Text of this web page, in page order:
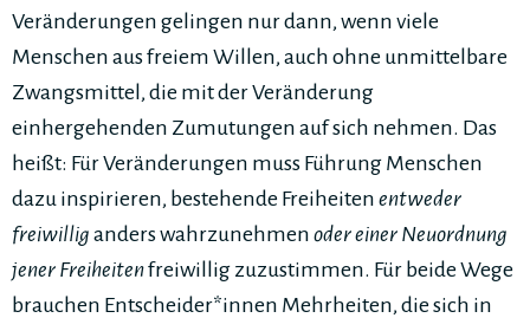
Veränderungen gelingen nur dann, wenn viele
Menschen aus freiem Willen, auch ohne unmittelbare
Zwangsmittel, die mit der Veränderung
einhergehenden Zumutungen auf sich nehmen. Das
heißt: Für Veränderungen muss Führung Menschen
dazu inspirieren, bestehende Freiheiten entweder
freiwillig anders wahrzunehmen oder einer Neuordnung
jener Freiheitenfreiwillig zuzustimmen. Für beide Wege
brauchen Entscheider*innen Mehrheiten, die sich in